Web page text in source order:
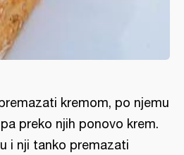
kremom, po njemu
preko njih ponovo krem.
i nji tanko premazati